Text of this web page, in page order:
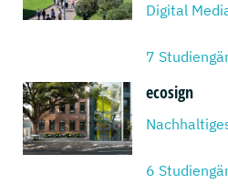
Digital
7
ecosign
6